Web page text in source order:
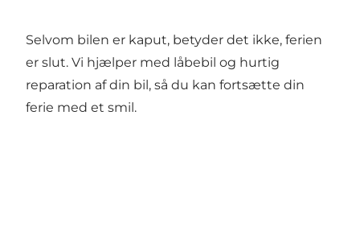
Selvom bilen er kaput, betyder det ikke, ferien
er slut. Vi hjælper med låbebil og hurtig
reparation af din bil, så du kan fortsætte din
ferie med et smil.